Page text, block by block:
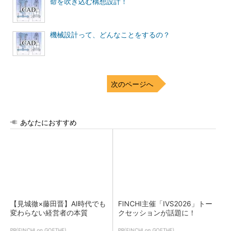
機械設計って、どんなことをするの？
次のページへ
あなたにおすすめ
【見城徹×藤田晋】AI時代でも
変わらない経営者の本質
FINCHI主催「IVS2026」トー
クセッションが話題に！